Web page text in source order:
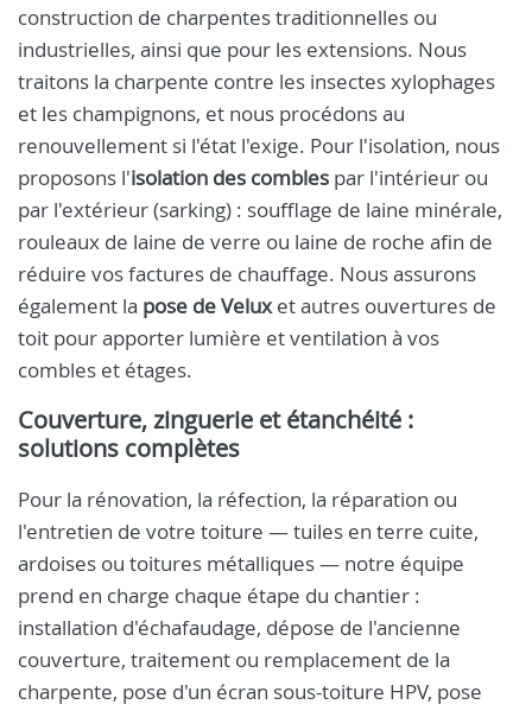
construction de charpentes traditionnelles ou
industrielles, ainsi que pour les extensions. Nous
traitons la charpente contre les insectes xylophages
et les champignons, et nous procédons au
renouvellement si l'état l'exige. Pour l'isolation, nous
proposons l'isolation des combles par l'intérieur ou
par l'extérieur (sarking) : soufflage de laine minérale,
rouleaux de laine de verre ou laine de roche afin de
réduire vos factures de chauffage. Nous assurons
également la pose de Veluxet autres ouvertures de
toit pour apporter lumière et ventilation à vos
combles et étages.
Couverture, zinguerie et étanchéité :
solutions complètes
Pour la rénovation, la réfection, la réparation ou
l'entretien de votre toiture — tuiles en terre cuite,
ardoises ou toitures métalliques — notre équipe
prend en charge chaque étape du chantier :
installation d'échafaudage, dépose de l'ancienne
couverture, traitement ou remplacement de la
charpente, pose d'un écran sous-toiture HPV, pose